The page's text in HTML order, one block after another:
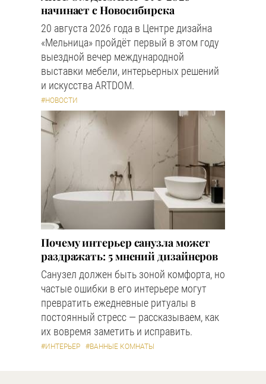
начинает с Новосибирска
20 августа 2026 года в Центре дизайна
«Мельница» пройдёт первый в этом году
выездной вечер международной
выставки мебели, интерьерных решений
и искусства ARTDOM.
#НОВОСТИ
Почему интерьер санузла может
раздражать: 5 мнений дизайнеров
Санузел должен быть зоной комфорта, но
частые ошибки в его интерьере могут
превратить ежедневные ритуалы в
постоянный стресс — рассказываем, как
их вовремя заметить и исправить.
#ИНТЕРЬЕР #ВАННЫЕ КОМНАТЫ